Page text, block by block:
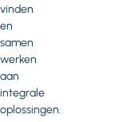
vinden
en
samen
werken
aan
integrale
oplossingen.